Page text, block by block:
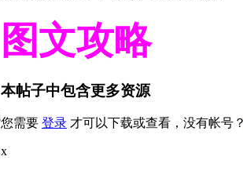
图文攻略
本帖子中包含更多资源
您需要 登录 才可以下载或查看，没有帐号？
x